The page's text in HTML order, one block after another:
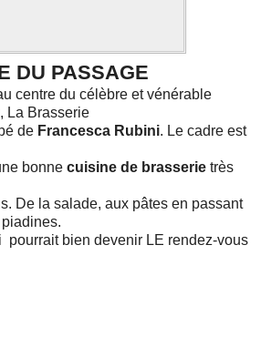
DU PASSAGE
centre du célèbre et vénérable
, La Brasserie
de Francesca Rubini. Le cadre est
bonne cuisine de brasserie très
De la salade, aux pâtes en passant
pourrait bien devenir LE rendez-vous